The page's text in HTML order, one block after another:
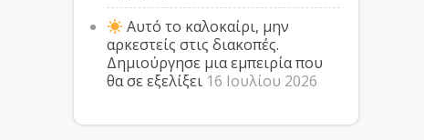
Αυτό το καλοκαίρι, μην
αρκεστείς στις διακοπές.
Δημιούργησε μια εμπειρία που
θα σε εξελίξει 16 Ιουλίου 2026